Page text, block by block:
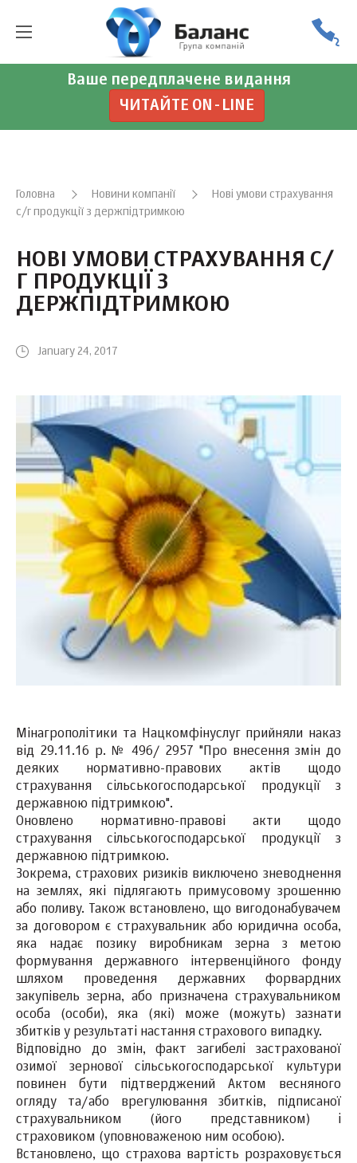
Ваше передплачене видання
ЧИТАЙТЕ ON-LINE
Головна Новини компанії
Нові умови страхування
с/г продукції з держпідтримкою
НОВІ УМОВИ СТРАХУВАННЯ С/
Г ПРОДУКЦІЇ З
ДЕРЖПІДТРИМКОЮ
January 24, 2017
Мінагрополітики та Нацкомфінуслуг прийняли наказ
від 29.11.16 р. № 496/ 2957 "Про внесення змін до
деяких нормативно-правових актів щодо
страхування сільськогосподарської продукції з
державною підтримкою".
Оновлено нормативно-правові акти щодо
страхування сільськогосподарської продукції з
державною підтримкою.
Зокрема, страхових ризиків виключено зневоднення
на землях, які підлягають примусовому зрошенню
або поливу. Також встановлено, що вигодонабувачем
за договором є страхувальник або юридична особа,
яка надає позику виробникам зерна з метою
формування державного інтервенційного фонду
шляхом проведення державних форвардних
закупівель зерна, або призначена страхувальником
особа (особи), яка (які) може (можуть) зазнати
збитків у результаті настання страхового випадку.
Відповідно до змін, факт загибелі застрахованої
озимої зернової сільськогосподарської культури
повинен бути підтверджений Актом весняного
огляду та/або врегулювання збитків, підписаної
страхувальником (його представником) і
страховиком (уповноваженою ним особою).
Встановлено, що страхова вартість розраховується